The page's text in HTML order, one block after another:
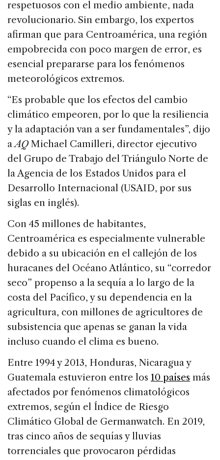
respetuosos con el medio ambiente, nada
revolucionario. Sin embargo, los expertos
afirman que para Centroamérica, una región
empobrecida con poco margen de error, es
esencial prepararse para los fenómenos
meteorológicos extremos.
“Es probable que los efectos del cambio
climático empeoren, por lo que la resiliencia
y la adaptación van a ser fundamentales”, dijo
aAQMichael Camilleri, director ejecutivo
del Grupo de Trabajo del Triángulo Norte de
la Agencia de los Estados Unidos para el
Desarrollo Internacional (USAID, por sus
siglas en inglés).
Con 45 millones de habitantes,
Centroamérica es especialmente vulnerable
debido a su ubicación en el callejón de los
huracanes del Océano Atlántico, su “corredor
seco” propenso a la sequía a lo largo de la
costa del Pacífico, y su dependencia en la
agricultura, con millones de agricultores de
subsistencia que apenas se ganan la vida
incluso cuando el clima es bueno.
Entre 1994 y 2013, Honduras, Nicaragua y
Guatemala estuvieron entre los 10 países más
afectados por fenómenos climatológicos
extremos, según el Índice de Riesgo
Climático Global de Germanwatch. En 2019,
tras cinco años de sequías y lluvias
torrenciales que provocaron pérdidas